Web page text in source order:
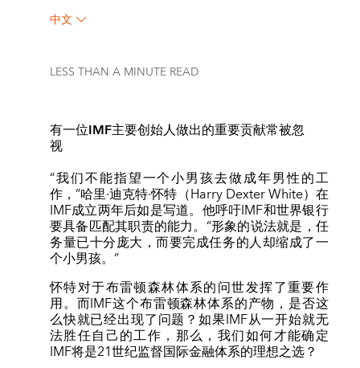
中文
LESS THAN A MINUTE READ
有一位IMF主要创始人做出的重要贡献常被忽
视
“我们不能指望一个小男孩去做成年男性的工
作，”哈里·迪克特·怀特（Harry Dexter White）在
IMF成立两年后如是写道。他呼吁IMF和世界银行
要具备匹配其职责的能力。“形象的说法就是，任
务量已十分庞大，而要完成任务的人却缩成了一
个小男孩。”
怀特对于布雷顿森林体系的问世发挥了重要作
用。而IMF这个布雷顿森林体系的产物，是否这
么快就已经出现了问题？如果IMF从一开始就无
法胜任自己的工作，那么，我们如何才能确定
IMF将是21世纪监督国际金融体系的理想之选？